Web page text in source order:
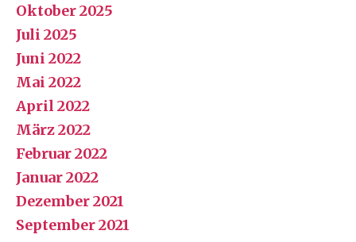
Oktober 2025
Juli 2025
Juni 2022
Mai 2022
April 2022
März 2022
Februar 2022
Januar 2022
Dezember 2021
September 2021